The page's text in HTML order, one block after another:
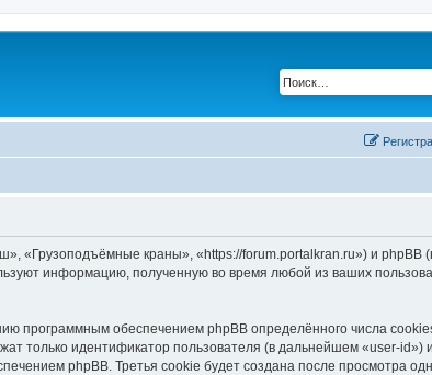
«Грузоподъёмные краны», «https://forum.portalkran.ru») и phpBB
информацию, полученную во время любой из ваших
программным обеспечением phpBB определённого числа
только идентификатор пользователя (в дальнейшем «user-id») и
phpBB. Третья cookie будет создана после просмотра